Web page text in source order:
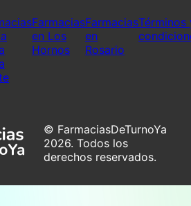
Farmacias
en Los
Hornos
Farmacias
en
Rosario
Términos
© FarmaciasDeTurnoYa
2026. Todos los
derechos reservados.